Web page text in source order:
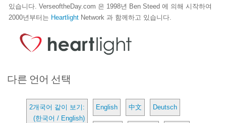
있습니다. VerseoftheDay.com 은 1998년 Ben Steed 에 의해 시작하여
2000년부터는 Heartlight Network 과 함께하고 있습니다.
다른 언어 선택
2개국어 같이 보기:
(한국어 / English)
English 中文 Deutsch